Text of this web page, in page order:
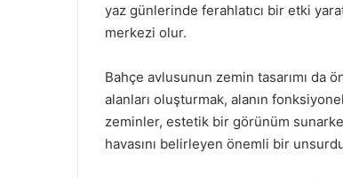
yaz günlerinde ferahlatıcı bir etki
merkezi olur.
Bahçe avlusunun zemin tasarımı da
alanları oluşturmak, alanın
zeminler, estetik bir görünüm
havasını belirleyen önemli bir